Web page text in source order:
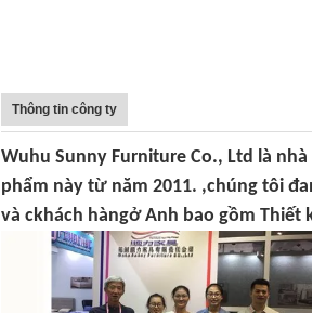
Thông tin công ty
Wuhu Sunny Furniture Co., Ltd là
phẩm này từ năm 2011. ,chúng tôi
và ckhách hàngở Anh bao gồm Thiết